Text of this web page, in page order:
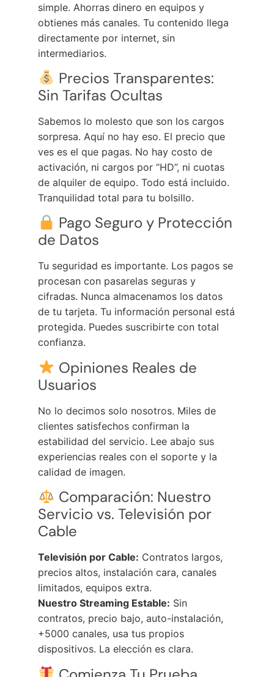
simple. Ahorras dinero en equipos y
obtienes más canales. Tu contenido llega
directamente por internet, sin
intermediarios.
Precios Transparentes:
Sin Tarifas Ocultas
Sabemos lo molesto que son los cargos
sorpresa. Aquí no hay eso. El precio que
ves es el que pagas. No hay costo de
activación, ni cargos por “HD”, ni cuotas
de alquiler de equipo. Todo está incluido.
Tranquilidad total para tu bolsillo.
Pago Seguro y Protección
de Datos
Tu seguridad es importante. Los pagos se
procesan con pasarelas seguras y
cifradas. Nunca almacenamos los datos
de tu tarjeta. Tu información personal está
protegida. Puedes suscribirte con total
confianza.
Opiniones Reales de
Usuarios
No lo decimos solo nosotros. Miles de
clientes satisfechos confirman la
estabilidad del servicio. Lee abajo sus
experiencias reales con el soporte y la
calidad de imagen.
Comparación: Nuestro
Servicio vs. Televisión por
Cable
Televisión por Cable: Contratos largos,
precios altos, instalación cara, canales
limitados, equipos extra.
Nuestro Streaming Estable: Sin
contratos, precio bajo, auto-instalación,
+5000 canales, usa tus propios
dispositivos. La elección es clara.